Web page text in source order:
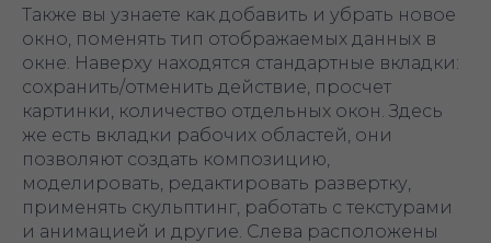
Также вы узнаете как добавить и убрать новое
окно, поменять тип отображаемых данных в
окне. Наверху находятся стандартные вкладки:
сохранить/отменить действие, просчет
картинки, количество отдельных окон. Здесь
же есть вкладки рабочих областей, они
позволяют создать композицию,
моделировать, редактировать развертку,
применять скульптинг, работать с текстурами
и анимацией и другие. Слева расположены